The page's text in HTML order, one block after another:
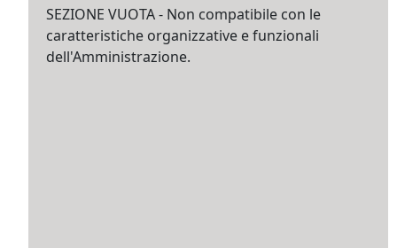
SEZIONE VUOTA - Non compatibile con le
caratteristiche organizzative e funzionali
dell'Amministrazione.